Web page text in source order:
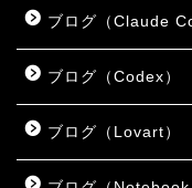
ブログ（Claude
ブログ（Codex）
ブログ（Lovart）